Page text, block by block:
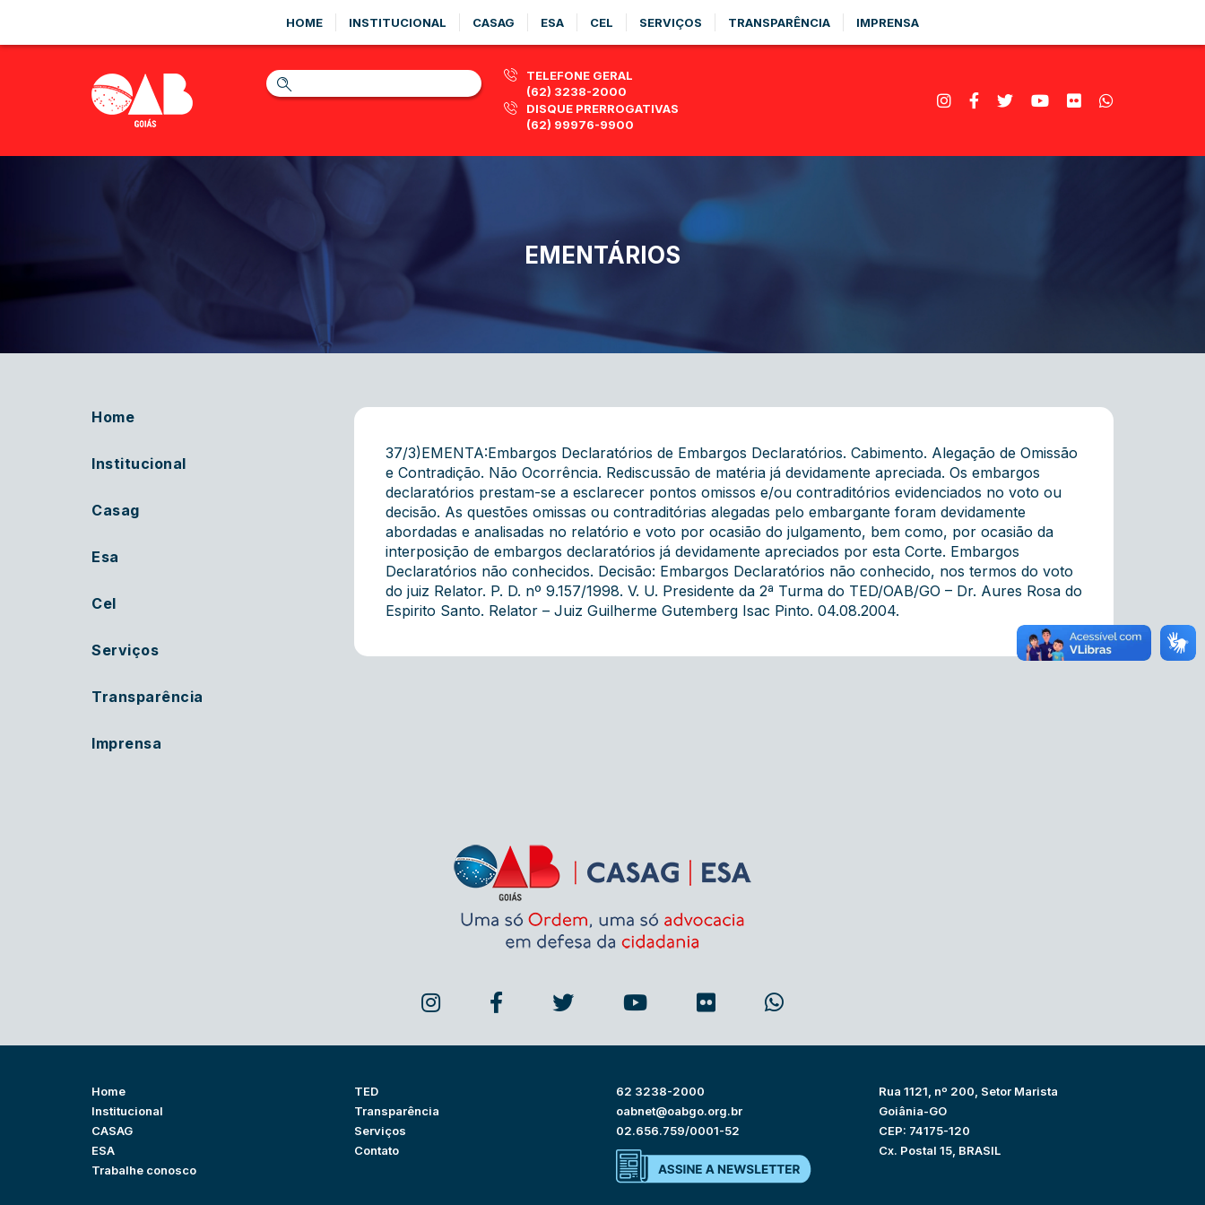
HOME INSTITUCIONAL CASAG ESA CEL SERVIÇOS TRANSPARÊNCIA IMPRENSA
TELEFONE GERAL
(62) 3238-2000
DISQUE PRERROGATIVAS
(62) 99976-9900
EMENTÁRIOS
Home
Institucional
Casag
Esa
Cel
Serviços
Transparência
Imprensa
37/3)EMENTA:Embargos Declaratórios de Embargos Declaratórios. Cabimento. Alegação de Omissão
e Contradição. Não Ocorrência. Rediscussão de matéria já devidamente apreciada. Os embargos
declaratórios prestam-se a esclarecer pontos omissos e/ou contraditórios evidenciados no voto ou
decisão. As questões omissas ou contraditórias alegadas pelo embargante foram devidamente
abordadas e analisadas no relatório e voto por ocasião do julgamento, bem como, por ocasião da
interposição de embargos declaratórios já devidamente apreciados por esta Corte. Embargos
Declaratórios não conhecidos. Decisão: Embargos Declaratórios não conhecido, nos termos do voto
do juiz Relator. P. D. nº 9.157/1998. V. U. Presidente da 2ª Turma do TED/OAB/GO – Dr. Aures Rosa do
Espirito Santo. Relator – Juiz Guilherme Gutemberg Isac Pinto. 04.08.2004.
Home
Institucional
CASAG
ESA
Trabalhe conosco
TED
Transparência
Serviços
Contato
62 3238-2000
oabnet@oabgo.org.br
02.656.759/0001-52
Rua 1121, nº 200, Setor Marista
Goiânia-GO
CEP: 74175-120
Cx. Postal 15, BRASIL